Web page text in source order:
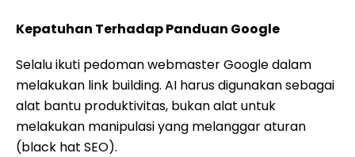
Kepatuhan Terhadap Panduan Google
Selalu ikuti pedoman webmaster Google dalam
melakukan link building. AI harus digunakan sebagai
alat bantu produktivitas, bukan alat untuk
melakukan manipulasi yang melanggar aturan
(black hat SEO).